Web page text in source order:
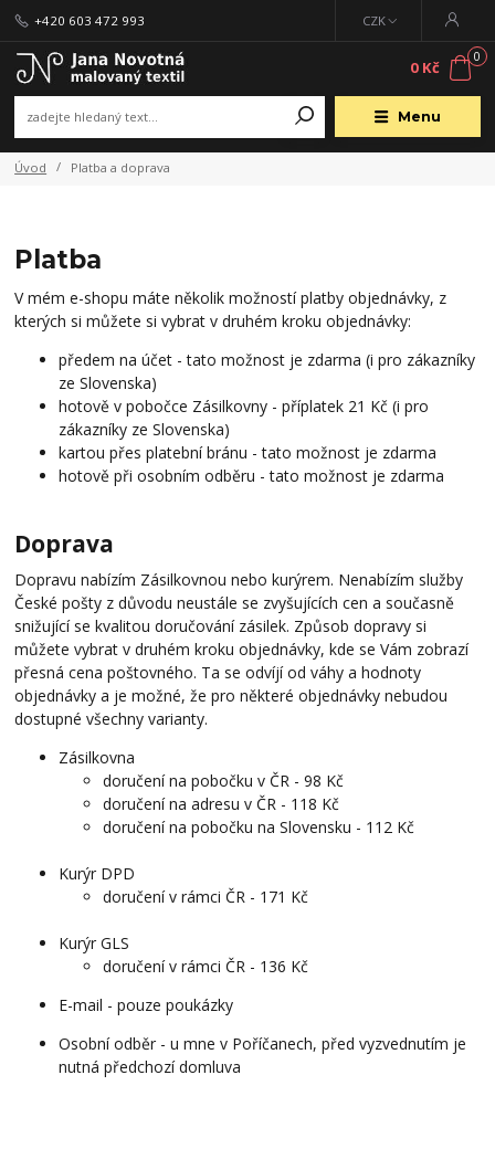
Menu
CZK
+420 603 472 993
0
0 Kč
Úvod Platba a doprava
Platba
V mém e-shopu máte několik možností platby objednávky, z
kterých si můžete si vybrat v druhém kroku objednávky:
předem na účet - tato možnost je zdarma (i pro zákazníky
ze Slovenska)
hotově v pobočce Zásilkovny - příplatek 21 Kč (i pro
zákazníky ze Slovenska)
kartou přes platební bránu - tato možnost je zdarma
hotově při osobním odběru - tato možnost je zdarma
Doprava
Dopravu nabízím Zásilkovnou nebo kurýrem. Nenabízím služby
České pošty z důvodu neustále se zvyšujících cen a současně
snižující se kvalitou doručování zásilek. Způsob dopravy si
můžete vybrat v druhém kroku objednávky, kde se Vám zobrazí
přesná cena poštovného. Ta se odvíjí od váhy a hodnoty
objednávky a je možné, že pro některé objednávky nebudou
dostupné všechny varianty.
Zásilkovna
doručení na pobočku v ČR - 98 Kč
doručení na adresu v ČR - 118 Kč
doručení na pobočku na Slovensku - 112 Kč
Kurýr DPD
doručení v rámci ČR - 171 Kč
Kurýr GLS
doručení v rámci ČR - 136 Kč
E-mail - pouze poukázky
Osobní odběr - u mne v Poříčanech, před vyzvednutím je
nutná předchozí domluva